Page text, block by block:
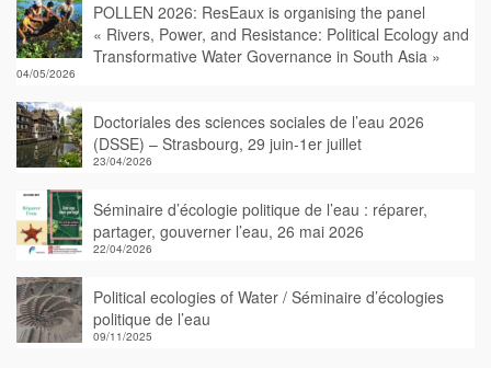
POLLEN 2026: ResEaux is organising the panel
« Rivers, Power, and Resistance: Political Ecology and
Transformative Water Governance in South Asia »
04/05/2026
Doctoriales des sciences sociales de l’eau 2026
(DSSE) – Strasbourg, 29 juin-1er juillet
23/04/2026
Séminaire d’écologie politique de l’eau : réparer,
partager, gouverner l’eau, 26 mai 2026
22/04/2026
Political ecologies of Water / Séminaire d’écologies
politique de l’eau
09/11/2025